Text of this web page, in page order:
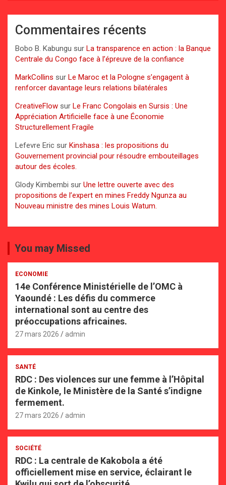
Commentaires récents
Bobo B. Kabungu sur La transparence en action : la Banque
Centrale du Congo face à l’épreuve de la confiance
MarkCollins sur Le Maroc et la Pologne s’engagent à
renforcer davantage leurs relations bilatérales
CreativeFlow sur Le Franc Congolais en Sursis : Une
Appréciation Artificielle face à une Économie
Structurellement Fragile
Lefevre Eric sur Kinshasa : les propositions du
Gouvernement provincial pour résoudre embouteillages
autour des écoles.
Glody Kimbembi sur Une lettre ouverte avec des
propositions de l’expert en mines Freddy Ngunza au
Nouveau ministre des mines Louis Watum.
You may Missed
ECONOMIE
14e Conférence Ministérielle de l’OMC à
Yaoundé : Les défis du commerce
international sont au centre des
préoccupations africaines.
27 mars 2026 admin
SANTÉ
RDC : Des violences sur une femme à l’Hôpital
de Kinkole, le Ministère de la Santé s’indigne
fermement.
27 mars 2026 admin
SOCIÉTÉ
RDC : La centrale de Kakobola a été
officiellement mise en service, éclairant le